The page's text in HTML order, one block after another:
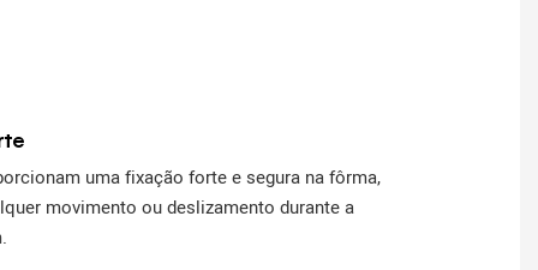
uma fixação forte e segura na fôrma,
movimento ou deslizamento durante a